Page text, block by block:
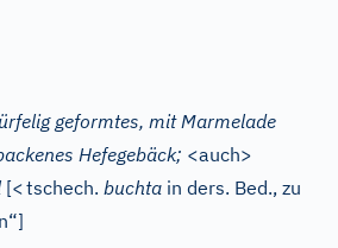
geformtes, mit Marmelade
Hefegebäck; <auch>
[<tschech. buchta in ders. Bed., zu